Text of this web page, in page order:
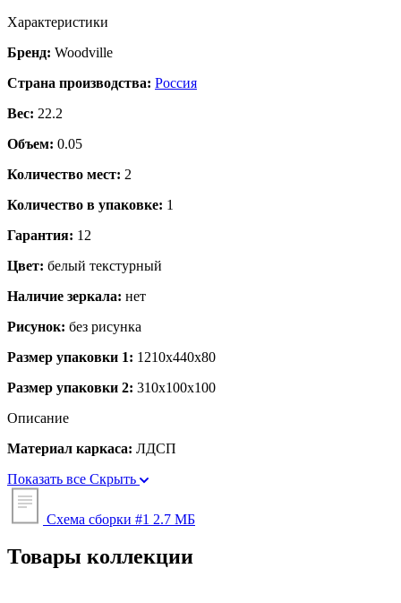
Характеристики
Бренд: Woodville
Страна производства: Россия
Вес: 22.2
Объем: 0.05
Количество мест: 2
Количество в упаковке: 1
Гарантия: 12
Цвет: белый текстурный
Наличие зеркала: нет
Рисунок: без рисунка
Размер упаковки 1: 1210x440x80
Размер упаковки 2: 310x100x100
Описание
Материал каркаса: ЛДСП
Показать все Скрыть
Схема сборки #1 2.7 МБ
Товары коллекции